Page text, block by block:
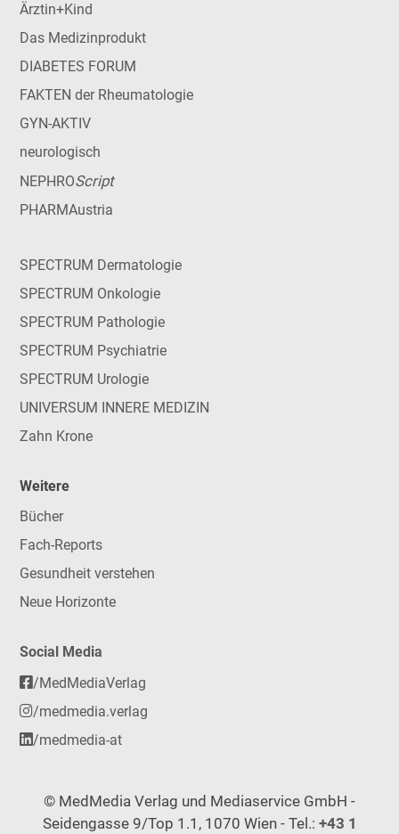
Ärztin+Kind
Das Medizinprodukt
DIABETES FORUM
FAKTEN der Rheumatologie
GYN-AKTIV
neurologisch
NEPHROScript
PHARMAustria
SPECTRUM Dermatologie
SPECTRUM Onkologie
SPECTRUM Pathologie
SPECTRUM Psychiatrie
SPECTRUM Urologie
UNIVERSUM INNERE MEDIZIN
Zahn Krone
Weitere
Bücher
Fach-Reports
Gesundheit verstehen
Neue Horizonte
Social Media
/MedMediaVerlag
/medmedia.verlag
/medmedia-at
© MedMedia Verlag und Mediaservice GmbH -
Seidengasse 9/Top 1.1, 1070 Wien - Tel.: +43 1